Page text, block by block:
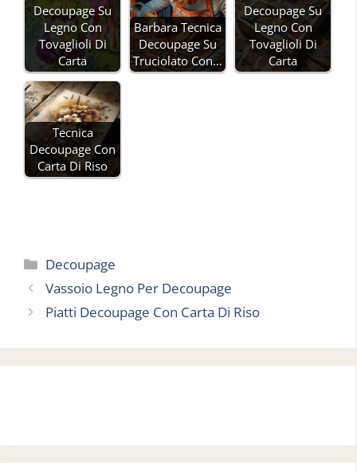
Decoupage Su
Legno Con
Tovaglioli Di
Carta
Barbara Tecnica
Decoupage Su
Truciolato Con…
Decoupage Su
Legno Con
Tovaglioli Di
Carta
Tecnica
Decoupage Con
Carta Di Riso
Categorie
Decoupage
Vassoio Legno Per Decoupage
Piatti Decoupage Con Carta Di Riso